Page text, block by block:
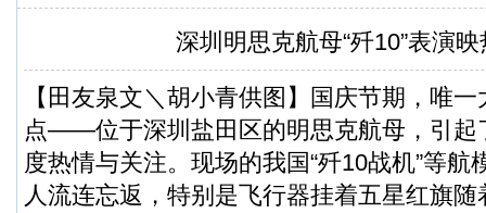
深圳明思克航母“歼10”表演
【田友泉文＼胡小青供图】国庆节期，唯一
点——位于深圳盐田区的明思克航母，引起
度热情与关注。现场的我国“歼10战机”等航
人流连忘返，特别是飞行器挂着五星红旗